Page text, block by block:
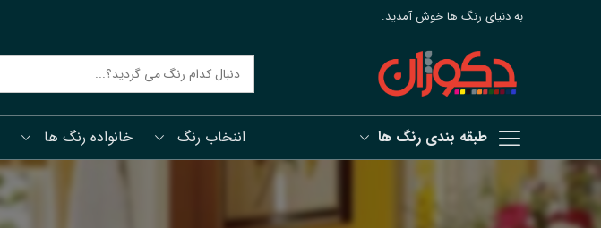
به دنیای رنگ ها خوش آمدید.
طبقه بندی رنگ ها اننخاب رنگ خانواده رنگ ها
پرش
محتوا